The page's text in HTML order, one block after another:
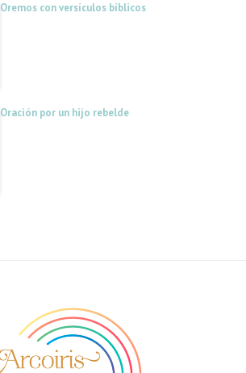
Oremos con versículos bíblicos
Oración por un hijo rebelde